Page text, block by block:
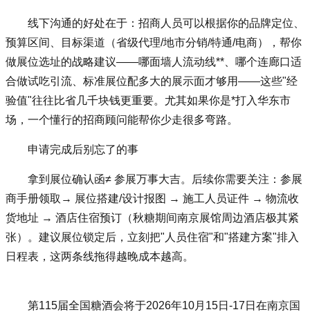
线下沟通的好处在于：招商人员可以根据你的品牌定位、
预算区间、目标渠道（省级代理/地市分销/特通/电商），帮你
做展位选址的战略建议——哪面墙人流动线**、哪个连廊口适
合做试吃引流、标准展位配多大的展示面才够用——这些"经
验值"往往比省几千块钱更重要。尤其如果你是*打入华东市
场，一个懂行的招商顾问能帮你少走很多弯路。
申请完成后别忘了的事
拿到展位确认函≠ 参展万事大吉。后续你需要关注：参展
商手册领取→ 展位搭建/设计报图 → 施工人员证件 → 物流收
货地址 → 酒店住宿预订（秋糖期间南京展馆周边酒店极其紧
张）。建议展位锁定后，立刻把"人员住宿"和"搭建方案"排入
日程表，这两条线拖得越晚成本越高。
第115届全国糖酒会将于2026年10月15日-17日在南京国